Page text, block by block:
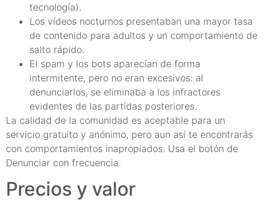
tecnología).
Los vídeos nocturnos presentaban una mayor tasa
de contenido para adultos y un comportamiento de
salto rápido.
El spam y los bots aparecían de forma
intermitente, pero no eran excesivos: al
denunciarlos, se eliminaba a los infractores
evidentes de las partidas posteriores.
La calidad de la comunidad es aceptable para un
servicio gratuito y anónimo, pero aun así te encontrarás
con comportamientos inapropiados. Usa el botón de
Denunciar con frecuencia.
Precios y valor